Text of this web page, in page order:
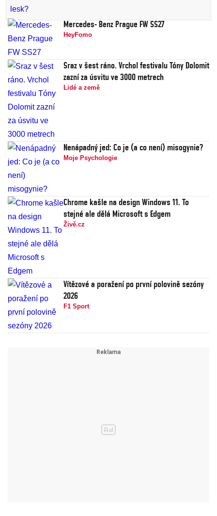
Mercedes- Benz Prague FW SS27
HeyFomo
Sraz v šest ráno. Vrchol festivalu Tóny Dolomit
zazní za úsvitu ve 3000 metrech
Lidé a země
Nenápadný jed: Co je (a co není) misogynie?
Moje Psychologie
Chrome kašle na design Windows 11. To
stejné ale dělá Microsoft s Edgem
Živě.cz
Vítězové a poražení po první polovině sezóny
2026
F1 Sport